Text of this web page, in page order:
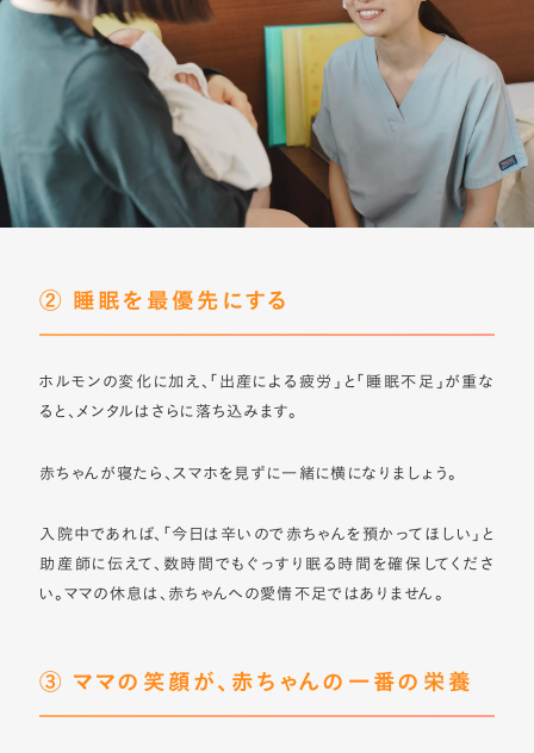
② 睡眠を最優先にする
ホルモンの変化に加え、「出産による疲労」と「睡眠不足」が重な
ると、メンタルはさらに落ち込みます。
赤ちゃんが寝たら、スマホを見ずに一緒に横になりましょう。
入院中であれば、「今日は辛いので赤ちゃんを預かってほしい」と
助産師に伝えて、数時間でもぐっすり眠る時間を確保してくださ
い。ママの休息は、赤ちゃんへの愛情不足ではありません。
③ ママの笑顔が、赤ちゃんの一番の栄養